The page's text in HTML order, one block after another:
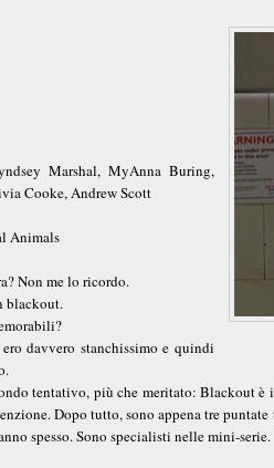
Marshal, MyAnna Buring,
Cooke, Andrew Scott
Animals
Non me lo ricordo.
blackout.
davvero stanchissimo e quindi
tentativo, più che meritato: Blackout
Dopo tutto, sono appena tre
spesso. Sono specialisti nelle mini-serie.